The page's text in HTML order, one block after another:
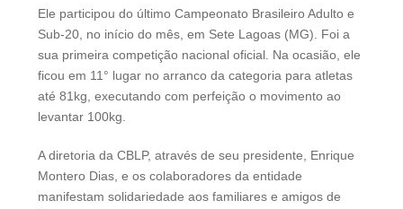
Ele participou do último Campeonato Brasileiro Adulto e
Sub-20, no início do mês, em Sete Lagoas (MG). Foi a
sua primeira competição nacional oficial. Na ocasião, ele
ficou em 11° lugar no arranco da categoria para atletas
até 81kg, executando com perfeição o movimento ao
levantar 100kg.
A diretoria da CBLP, através de seu presidente, Enrique
Montero Dias, e os colaboradores da entidade
manifestam solidariedade aos familiares e amigos de